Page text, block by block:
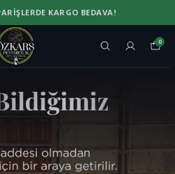
KARGO BEDAVA!
0